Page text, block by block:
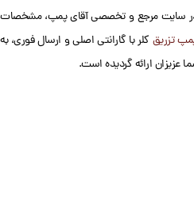
سایت مرجع و تخصصی آقای پمپ، مشخصات
تزریق کلر با گارانتی اصلی و ارسال فوری، به
عزیزان ارائه گردیده است.